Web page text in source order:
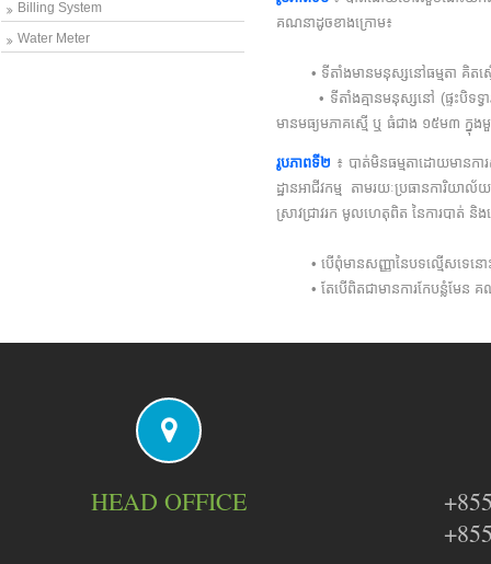
Billing System
Water Meter
គណនាដូចខាងក្រោម៖
• ទីតាំងមានមនុស្សនៅធម្មតា គិតស្
• ទីតាំងគ្មានមនុស្សនៅ (ផ្ទះបិទទ្វា
មានមធ្យមភាគស្មើ ឬ ធំជាង ១៥ម៣ ក្នុ
រូបភាពទី២ ៖ បាត់មិនធម្មតាដោយមានក
ដ្ឋានអាជីវកម្ម តាមរយៈប្រធានការិយ
ស្រាវជ្រាវរក មូលហេតុពិត នៃការបាត់ និ
• បើពុំមានសញ្ញានៃបទល្មើសទេនោ
• តែបើពិតជាមានការកែបន្លំមែន
HEAD OFFICE